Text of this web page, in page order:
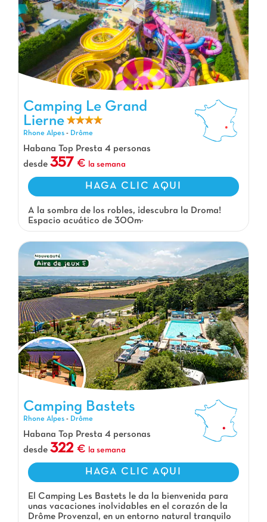
Camping Le Grand Lierne, Camping Rhone Alpes
Camping Le Grand
Lierne
Rhone Alpes - Drôme
Habana Top Presta 4 personas
desde 357 la semana
HAGA CLIC AQUI
A la sombra de los robles, ¡descubra la Droma!
Espacio acuático de 300m²
Camping Bastets
Rhone Alpes - Drôme
Habana Top Presta 4 personas
desde 322 la semana
HAGA CLIC AQUI
El Camping Les Bastets le da la bienvenida para
unas vacaciones inolvidables en el corazón de la
Drôme Provenzal, en un entorno natural tranquilo